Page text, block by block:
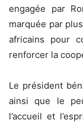
engagée par
marquée par
africains pour
renforcer la
Le président
ainsi que le
l’accueil et